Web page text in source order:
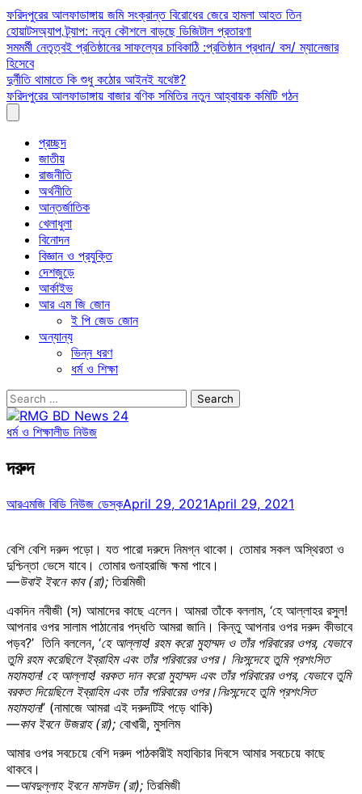
Skip
to
content
ফরিদপুরের আলফাডাঙ্গায় জমি সংক্রান্ত বিরোধের জেরে হামলা আহত তিন
হোয়াটসঅ্যাপ ট্র্যাপ: নতুন কৌশলে বাড়ছে ডিজিটাল প্রতারণা
সমমর্মী নেতৃত্বই প্রতিষ্ঠানের সাফল্যের চাবিকাঠি :প্রতিষ্ঠান প্রধান/ বস/ ম্যানেজার
হিসেবে
দুর্নীতি থামাতে কি শুধু কঠোর আইনই যথেষ্ট?
ফরিদপুরের আলফাডাঙ্গায় বাজার বণিক সমিতির নতুন আহ্বায়ক কমিটি গঠন
প্রচ্ছদ
জাতীয়
রাজনীতি
অর্থনীতি
আন্তর্জাতিক
খেলাধুলা
বিনোদন
বিজ্ঞান ও প্রযুক্তি
দেশজুড়ে
আর্কাইভ
আর এম জি জোন
ই পি জেড জোন
অন্যান্য
ভিন্ন ধরণ
ধর্ম ও শিক্ষা
Search
for:
ধর্ম ও শিক্ষালীড নিউজ
দরুদ
আরএমজি বিডি নিউজ ডেস্কApril 29, 2021April 29, 2021
বেশি বেশি দরুদ পড়ো। যত পারো দরুদে নিমগ্ন থাকো। তোমার সকল অস্থিরতা ও
দুশ্চিন্তা ভেসে যাবে। তোমার গুনাহরাজি ক্ষমা পাবে।
—উবাই ইবনে কাব (রা); তিরমিজী
একদিন নবীজী (স) আমাদের কাছে এলেন। আমরা তাঁকে বললাম, ‘হে আল্লাহর রসুল!
আপনার ওপর সালাম পাঠানোর পদ্ধতি আমরা জানি। কিন্তু আপনার ওপর দরুদ কীভাবে
পড়ব?’ তিনি বললেন, ‘হে আল্লাহ! রহম করো মুহাম্মদ ও তাঁর পরিবারের ওপর, যেভাবে
তুমি রহম করেছিলে ইব্রাহিম এবং তাঁর পরিবারের ওপর। নিঃসন্দেহে তুমি প্রশংসিত
মহামহান! হে আল্লাহ! বরকত দান করো মুহাম্মদ এবং তাঁর পরিবারের ওপর, যেভাবে তুমি
বরকত দিয়েছিলে ইব্রাহিম এবং তাঁর পরিবারের ওপর।নিঃসন্দেহে তুমি প্রশংসিত
মহামহান!’ (নামাজে আমরা এই দরুদটিই পড়ে থাকি)
—কাব ইবনে উজরাহ (রা); বোখারী, মুসলিম
আমার ওপর সবচেয়ে বেশি দরুদ পাঠকারীই মহাবিচার দিবসে আমার সবচেয়ে কাছে
থাকবে।
—আবদুল্লাহ ইবনে মাসউদ (রা); তিরমিজী